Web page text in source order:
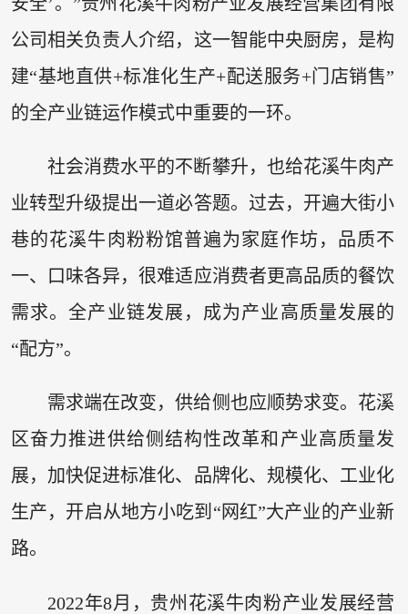
公司相关负责人介绍，这一智能中央厨房，是构
建“基地直供+标准化生产+配送服务+门店销售”
的全产业链运作模式中重要的一环。
社会消费水平的不断攀升，也给花溪牛肉产
业转型升级提出一道必答题。过去，开遍大街小
巷的花溪牛肉粉粉馆普遍为家庭作坊，品质不
一、口味各异，很难适应消费者更高品质的餐饮
需求。全产业链发展，成为产业高质量发展的
“配方”。
需求端在改变，供给侧也应顺势求变。花溪
区奋力推进供给侧结构性改革和产业高质量发
展，加快促进标准化、品牌化、规模化、工业化
生产，开启从地方小吃到“网红”大产业的产业新
路。
2022年8月，贵州花溪牛肉粉产业发展经营